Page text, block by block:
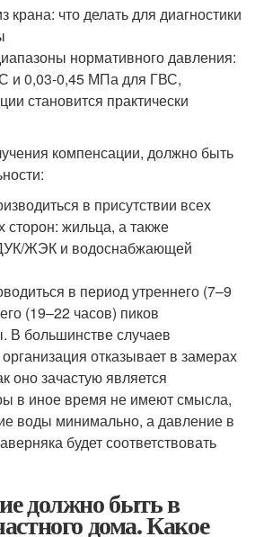
крана: что делать для диагностики
нормативного давления:
и 0,03-0,45 МПа для ГВС,
становится практически
компенсации, должно быть
в присутствии всех
сторон: жильца, а также
ЖЭК и водоснабжающей
в период утреннего (7–9
(19–22 часов) пиков
В большинстве случаев
отказывает в замерах
оно зачастую является
в иное время не имеют смысла,
воды минимально, а давление в
будет соответствовать
должно быть в
дома. Какое